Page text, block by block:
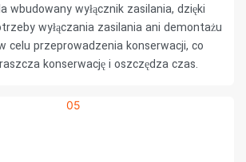
wbudowany wyłącznik zasilania, dzięki
wyłączania zasilania ani demontażu
celu przeprowadzenia konserwacji, co
konserwację i oszczędza czas.